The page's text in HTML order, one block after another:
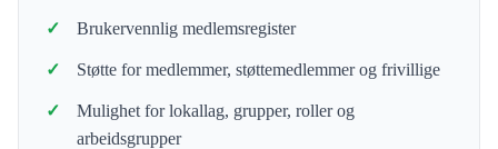
Brukervennlig medlemsregister
Støtte for medlemmer, støttemedlemmer og frivillige
Mulighet for lokallag, grupper, roller og
arbeidsgrupper